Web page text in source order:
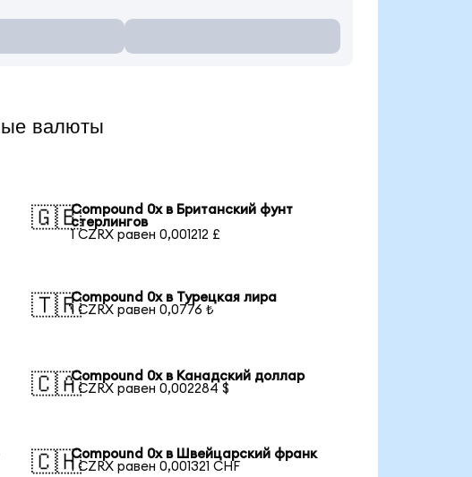
валюты
🇬🇧Compound 0x в Британский фунт
стерлингов
1 CZRX равен 0,001212 £
🇹🇷Compound 0x в Турецкая лира
1 CZRX равен 0,0776 ₺
🇨🇦Compound 0x в Канадский доллар
1 CZRX равен 0,002284 $
🇨🇭Compound 0x в Швейцарский франк
1 CZRX равен 0,001321 CHF